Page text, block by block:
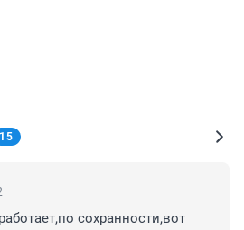
15
сохранности,вот